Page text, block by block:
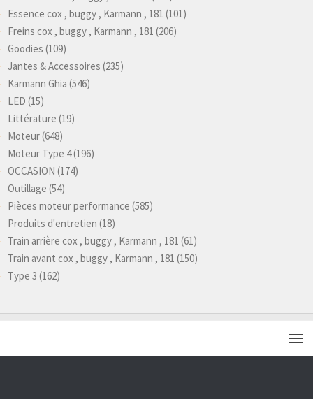
Essence cox , buggy , Karmann , 181 (101)
Freins cox , buggy , Karmann , 181 (206)
Goodies (109)
Jantes & Accessoires (235)
Karmann Ghia (546)
LED (15)
Littérature (19)
Moteur(648)
Moteur Type 4(196)
OCCASION (174)
Outillage (54)
Pièces moteur performance (585)
Produits d'entretien (18)
Train arrière cox , buggy , Karmann , 181 (61)
Train avant cox , buggy , Karmann , 181 (150)
Type 3 (162)